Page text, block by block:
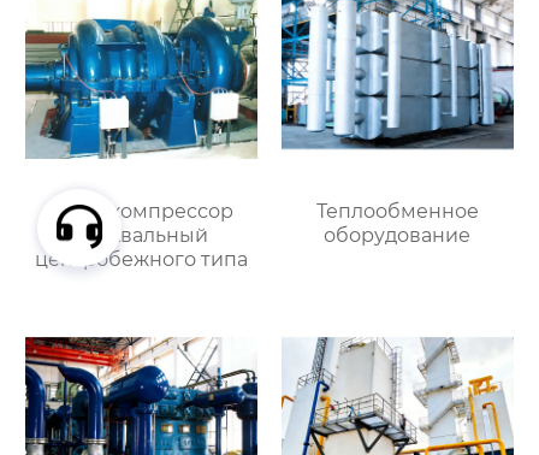
Турбокомпрессор
двухвальный
центробежного типа
Теплообменное
оборудование